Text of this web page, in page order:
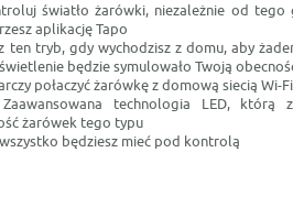
światło żarówki, niezależnie od tego
aplikację Tapo
ten tryb, gdy wychodzisz z domu, aby
będzie symulowało Twoją
połaczyć żarówkę z domową siecią Wi-Fi
technologia LED, którą
żarówek tego typu
będziesz mieć pod kontrolą